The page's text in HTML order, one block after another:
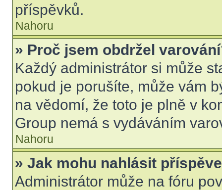
příspěvků.
Nahoru
» Proč jsem obdržel
Každý administrátor si může
pokud je porušíte, může vám
na vědomí, že toto je plně v
Group nemá s vydáváním
Nahoru
» Jak mohu nahlásit
Administrátor může na fóru